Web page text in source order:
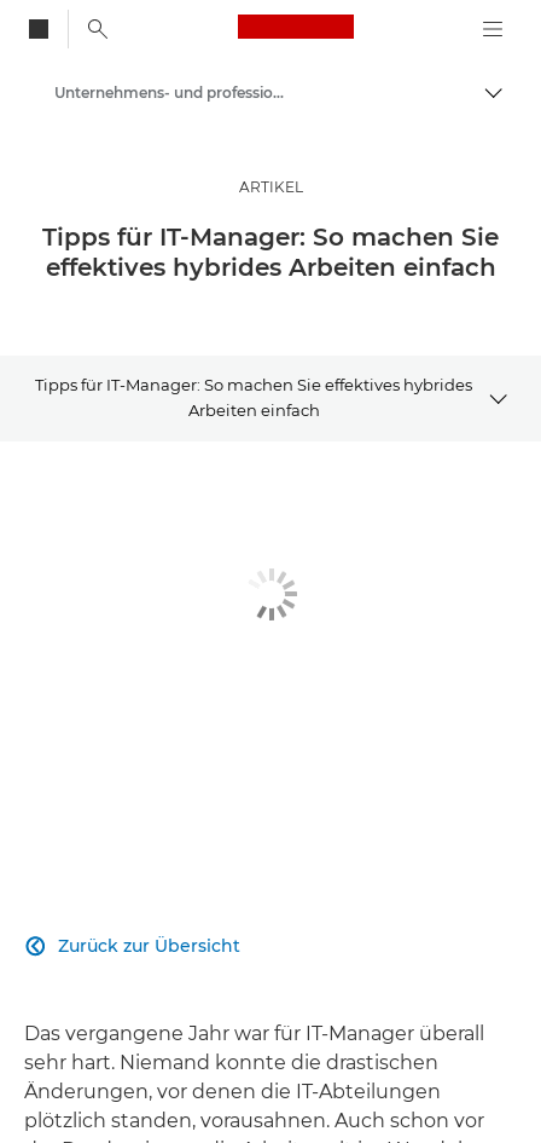
Canon Logo, back
Auf
Lösungen & Dienstleistungen
Business-Insights - B2B & Branchen-News
Unternehmens- und professionelle Artikel
ARTIKEL
Tipps für IT-Manager: So machen Sie
effektives hybrides Arbeiten einfach
Tipps für IT-Manager: So machen Sie effektives hybrides
Arbeiten einfach
Zurück zur Übersicht

Das vergangene Jahr war für IT-Manager überall
sehr hart. Niemand konnte die drastischen
Änderungen, vor denen die IT-Abteilungen
plötzlich standen, vorausahnen. Auch schon vor